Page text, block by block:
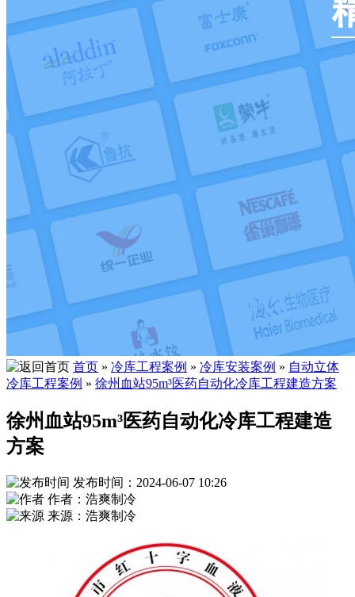
首页 » 冷库工程案例 » 冷库安装案例 » 自动立体
冷库工程案例 » 徐州血站95m³医药自动化冷库工程建造方案
徐州血站95m³医药自动化冷库工程建造
方案
发布时间：2024-06-07 10:26
作者：浩爽制冷
来源：浩爽制冷